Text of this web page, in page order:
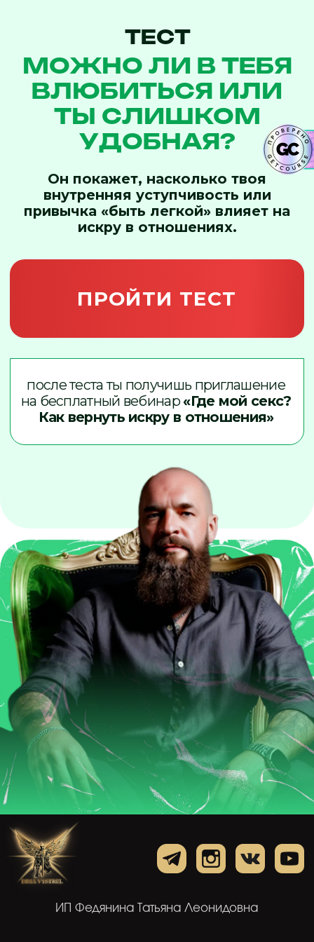
Он покажет, насколько твоя
внутренняя уступчивость или
привычка «быть легкой» влияет на
на бесплатный вебинар«Где мой секс?
Как вернуть искру в отношения»
МОЖНО ЛИ В ТЕБЯ
ВЛЮБИТЬСЯ ИЛИ
ТЫ СЛИШКОМ
УДОБНАЯ?
ТЕСТ
ПРОЙТИ ТЕСТ
E-mail: info@dima-vystrel.ru
Политика обработки персональных данных
Согласие на обработку персональных данных
ИП Федянина Татьяна Леонидовна